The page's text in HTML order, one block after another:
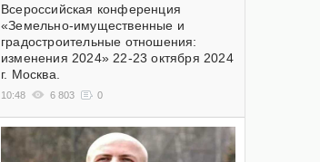
Всероссийская конференция
«Земельно-имущественные и
градостроительные отношения:
изменения 2024» 22-23 октября 2024
г. Москва.
10:48 6 803 0